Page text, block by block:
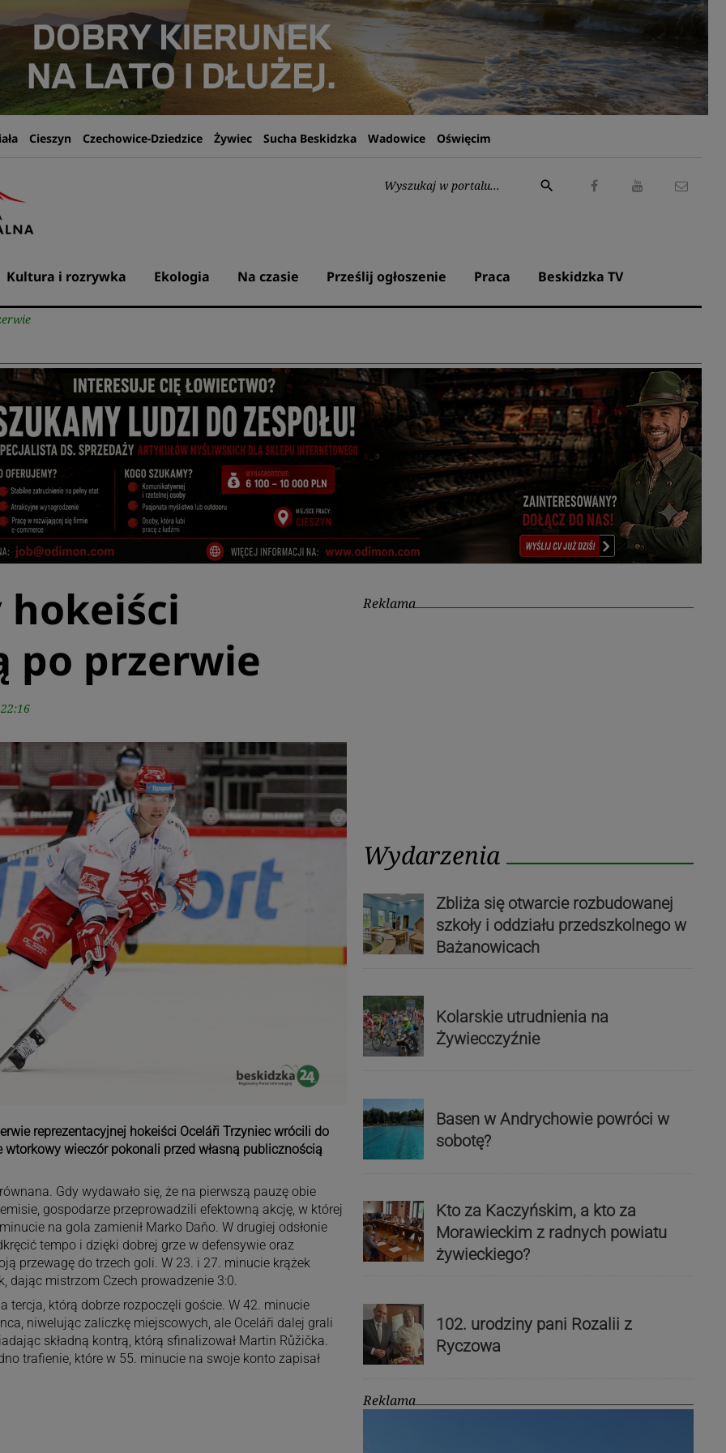
Cieszyn Czechowice-Dziedzice Żywiec Sucha Beskidzka Wadowice Oświęcim
Wyszukaj:
search
Kultura i rozrywka Ekologia Na czasie Prześlij ogłoszenie Praca Beskidzka TV
hokeiści
po przerwie
reprezentacyjnej hokeiści Oceláři Trzyniec wrócili do
wieczór pokonali przed własną publicznością
Gdy wydawało się, że na pierwszą pauzę obie
gospodarze przeprowadzili efektowną akcję, w której
na gola zamienił Marko Daňo. W drugiej odsłonie
tempo i dzięki dobrej grze w defensywie oraz
przewagę do trzech goli. W 23. i 27. minucie krążek
dając mistrzom Czech prowadzenie 3:0.
tercja, którą dobrze rozpoczęli goście. W 42. minucie
niwelując zaliczkę miejscowych, ale Oceláři dalej grali
składną kontrą, którą sfinalizował Martin Růžička.
trafienie, które w 55. minucie na swoje konto zapisał
Reklama
Wydarzenia
Zbliża się otwarcie rozbudowanej
szkoły i oddziału przedszkolnego w
Bażanowicach
Kolarskie utrudnienia na
Żywiecczyźnie
Basen w Andrychowie powróci w
sobotę?
Kto za Kaczyńskim, a kto za
Morawieckim z radnych powiatu
żywieckiego?
102. urodziny pani Rozalii z
Ryczowa
Reklama